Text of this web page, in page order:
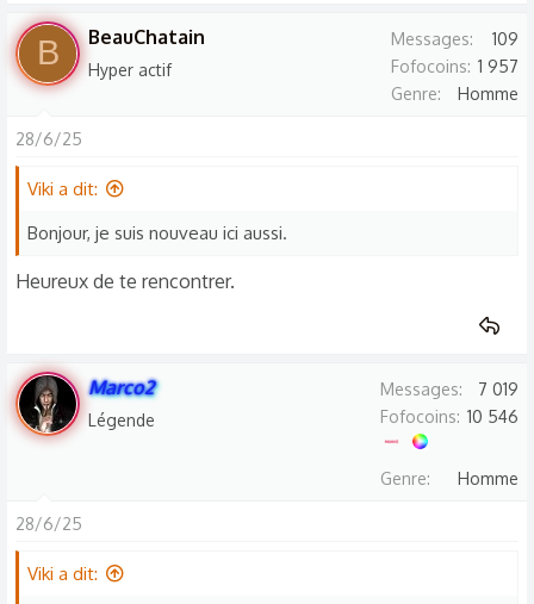
s
r
é
c
i
n
s
B BeauChatain
Hyper actif
Messages
109
Fofocoins 1 957
Genre
Homme
28/6/25
Viki a dit:
Bonjour, je suis nouveau ici aussi.
Heureux de te rencontrer.
Marco2
Légende
Messages
7 019
Fofocoins 10 546
Genre Homme
28/6/25
Viki a dit: